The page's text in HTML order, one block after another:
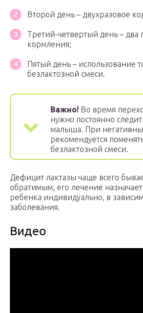
Второй день – двухразовое
Третий-четвертый день – два
кормления;
Пятый день – использование
безлактозной смеси.
Важно! Во время
нужно постоянно
малыша. При
рекомендуется
безлактозной смеси.
Дефицит лактазы чаще всего
обратимым, его лечение
ребенка индивидуально, в
заболевания.
Видео